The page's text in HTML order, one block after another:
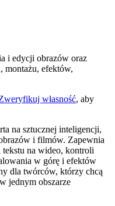
i edycji obrazów oraz
montażu, efektów,
własność, aby
na sztucznej inteligencji,
i filmów. Zapewnia
tekstu na wideo, kontroli
w górę i efektów
dla twórców, którzy chcą
jednym obszarze